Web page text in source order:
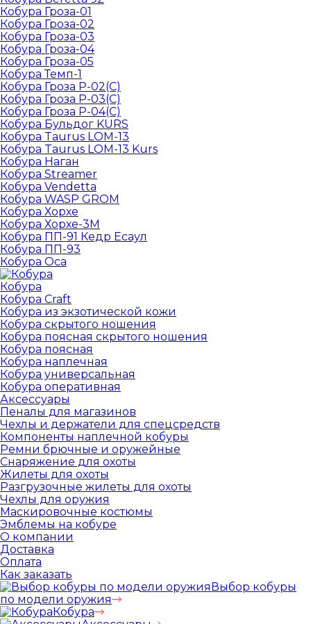
Кобура Гроза-01
Кобура Гроза-02
Кобура Гроза-03
Кобура Гроза-04
Кобура Гроза-05
Кобура Темп-1
Кобура Гроза Р-02(С)
Кобура Гроза Р-03(С)
Кобура Гроза Р-04(С)
Кобура Бульдог KURS
Кобура Taurus LOM-13
Кобура Taurus LOM-13 Kurs
Кобура Наган
Кобура Streamer
Кобура Vendetta
Кобура WASP GROM
Кобура Хорхе
Кобура Хорхе-3М
Кобура ПП-91 Кедр Есаул
Кобура ПП-93
Кобура Оса
Кобура
Кобура Craft
Кобура из экзотической кожи
Кобура скрытого ношения
Кобура поясная скрытого ношения
Кобура поясная
Кобура наплечная
Кобура универсальная
Кобура оперативная
Аксессуары
Пеналы для магазинов
Чехлы и держатели для спецсредств
Компоненты наплечной кобуры
Ремни брючные и оружейные
Снаряжение для охоты
Жилеты для охоты
Разгрузочные жилеты для охоты
Чехлы для оружия
Маскировочные костюмы
Эмблемы на кобуре
О компании
Доставка
Оплата
Как заказать
Выбор кобуры
по модели оружия
Кобура